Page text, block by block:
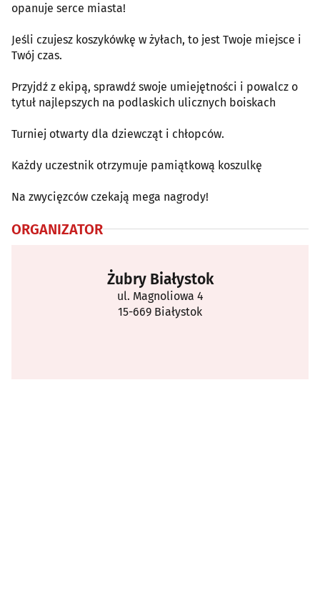
opanuje serce miasta!
Jeśli czujesz koszykówkę w żyłach, to jest Twoje miejsce i
Twój czas.
Przyjdź z ekipą, sprawdź swoje umiejętności i powalcz o
tytuł najlepszych na podlaskich ulicznych boiskach
Turniej otwarty dla dziewcząt i chłopców.
Każdy uczestnik otrzymuje pamiątkową koszulkę
Na zwycięzców czekają mega nagrody!
ORGANIZATOR
Żubry Białystok
ul. Magnoliowa 4
15-669 Białystok